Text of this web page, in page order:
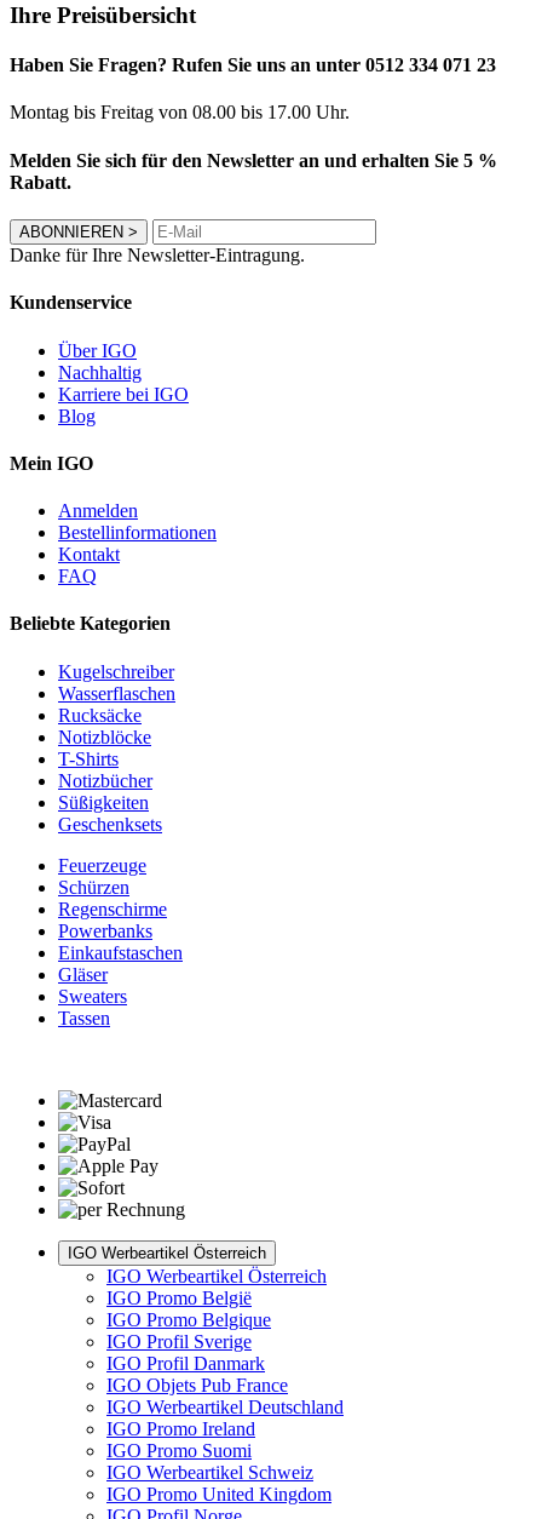
Ihre Preisübersicht
Haben Sie Fragen? Rufen Sie uns an unter 0512 334 071 23
Montag bis Freitag von 08.00 bis 17.00 Uhr.
Melden Sie sich für den Newsletter an und erhalten Sie 5 %
Rabatt.
ABONNIEREN >
Danke für Ihre Newsletter-Eintragung.
Kundenservice
Über IGO
Nachhaltig
Karriere bei IGO
Blog
Mein IGO
Anmelden
Bestellinformationen
Kontakt
FAQ
Beliebte Kategorien
Kugelschreiber
Wasserflaschen
Rucksäcke
Notizblöcke
T-Shirts
Notizbücher
Süßigkeiten
Geschenksets
Feuerzeuge
Schürzen
Regenschirme
Powerbanks
Einkaufstaschen
Gläser
Sweaters
Tassen
IGO Werbeartikel Österreich
IGO Werbeartikel Österreich
IGO Promo België
IGO Promo Belgique
IGO Profil Sverige
IGO Profil Danmark
IGO Objets Pub France
IGO Werbeartikel Deutschland
IGO Promo Ireland
IGO Promo Suomi
IGO Werbeartikel Schweiz
IGO Promo United Kingdom